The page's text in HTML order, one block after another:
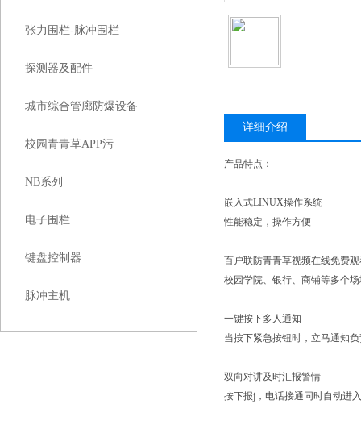
张力围栏-脉冲围栏
探测器及配件
城市综合管廊防爆设备
校园青青草APP污
NB系列
电子围栏
键盘控制器
脉冲主机
详细介绍
产品特点：
嵌入式LINUX操作系统
性能稳定，操作方便
百户联防青青草视频在线免费
校园学院、银行、商铺等多个
一键按下多人通知
当按下紧急按钮时，立马通知
双向对讲及时汇报警情
按下报j，电话接通同时自动进